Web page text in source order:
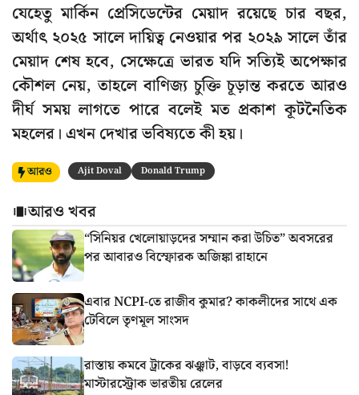
যেহেতু মার্কিন প্রেসিডেন্টের মেয়াদ রয়েছে চার বছর,
অর্থাৎ ২০২৫ সালে দায়িত্ব নেওয়ার পর ২০২৯ সালে তাঁর
মেয়াদ শেষ হবে, সেক্ষেত্রে ভারত যদি সত্যিই অপেক্ষার
কৌশল নেয়, তাহলে বাণিজ্য চুক্তি চূড়ান্ত করতে আরও
দীর্ঘ সময় লাগতে পারে বলেই মত প্রকাশ কূটনৈতিক
মহলের। এখন দেখার ভবিষ্যতে কী হয়।
আরও Ajit Doval Donald Trump
আরও খবর
“সিনিয়র খেলোয়াড়দের সম্মান করা উচিত” অবসরের
পর আবারও বিস্ফোরক অজিঙ্কা রাহানে
এবার NCPI-তে রাজীব কুমার? কাকলীদের সাথে এক
টেবিলে তৃণমূল সাংসদ
রাস্তায় কমবে ট্রাকের ঝঞ্ঝাট, বাড়বে ব্যবসা!
মাস্টারস্ট্রোক ভারতীয় রেলের